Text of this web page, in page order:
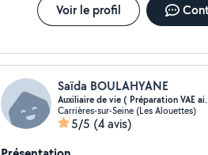
Voir le profil
Saïda BOULAHYANE
Auxiliaire de
Carrières-sur-Seine (Les Alouettes)
5/5 (4 avis)